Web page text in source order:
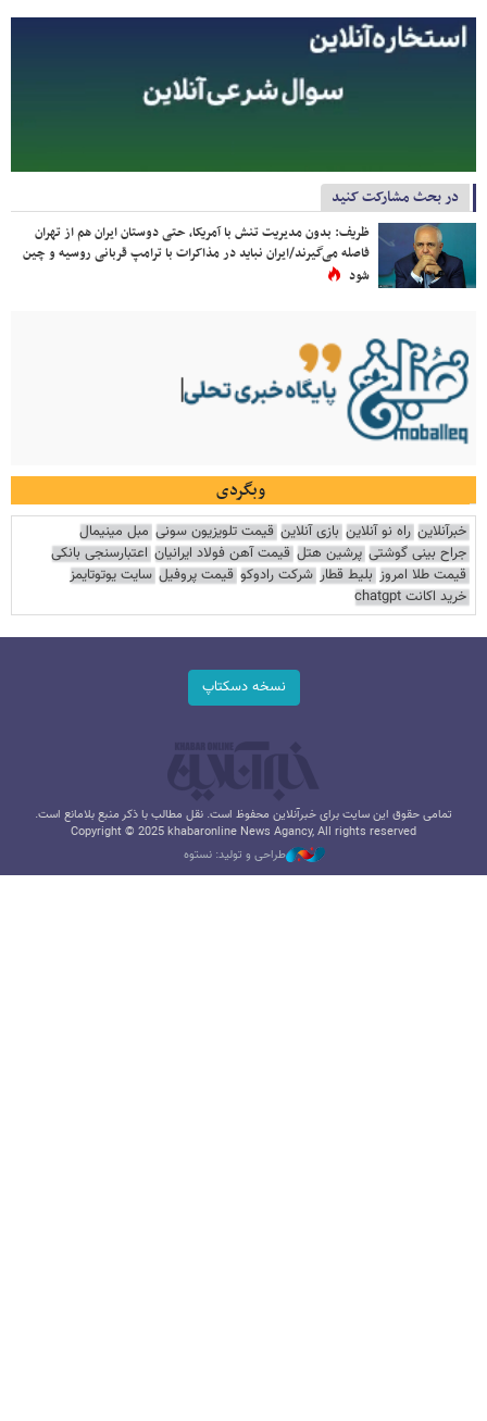
در بحث مشارکت کنید
ظریف: بدون مدیریت تنش با آمریکا، حتی دوستان ایران هم از تهران
فاصله می‌گیرند/ایران نباید در مذاکرات با ترامپ قربانی روسیه و چین
شود
وبگردی
خبرآنلاین راه نو آنلاین بازی آنلاین قیمت تلویزیون سونی مبل مینیمال
جراح بینی گوشتی پرشین هتل قیمت آهن فولاد ایرانیان اعتبارسنجی بانکی
قیمت طلا امروز بلیط قطار شرکت رادوکو قیمت پروفیل سایت یوتوتایمز
خرید اکانت chatgpt
نسخه دسکتاپ
تمامی حقوق این سایت برای خبرآنلاین محفوظ است. نقل مطالب با ذکر منبع بلامانع است.
Copyright © 2025 khabaronline News Agancy, All rights reserved
طراحی و تولید: نستوه